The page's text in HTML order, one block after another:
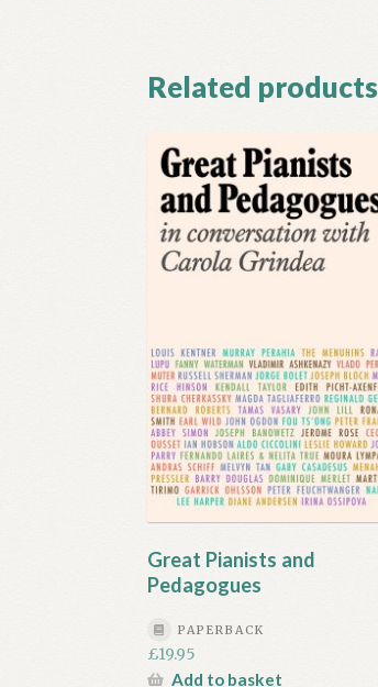
Related products
Great Pianists and
Pedagogues
PAPERBACK
£19.95
Add to basket